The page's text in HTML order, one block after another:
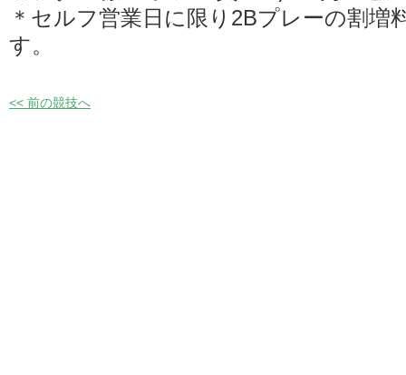
＊セルフ営業日に限り2Bプレーの割増
す。
<< 前の競技へ